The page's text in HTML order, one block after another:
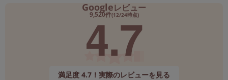
Googleレビュー
9,520件(12/24時点)
4.7
満足度 4.7！実際のレビューを見る